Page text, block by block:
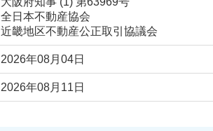
全日本不動産協会
近畿地区不動産公正取引協議会
2026年08月04日
2026年08月11日